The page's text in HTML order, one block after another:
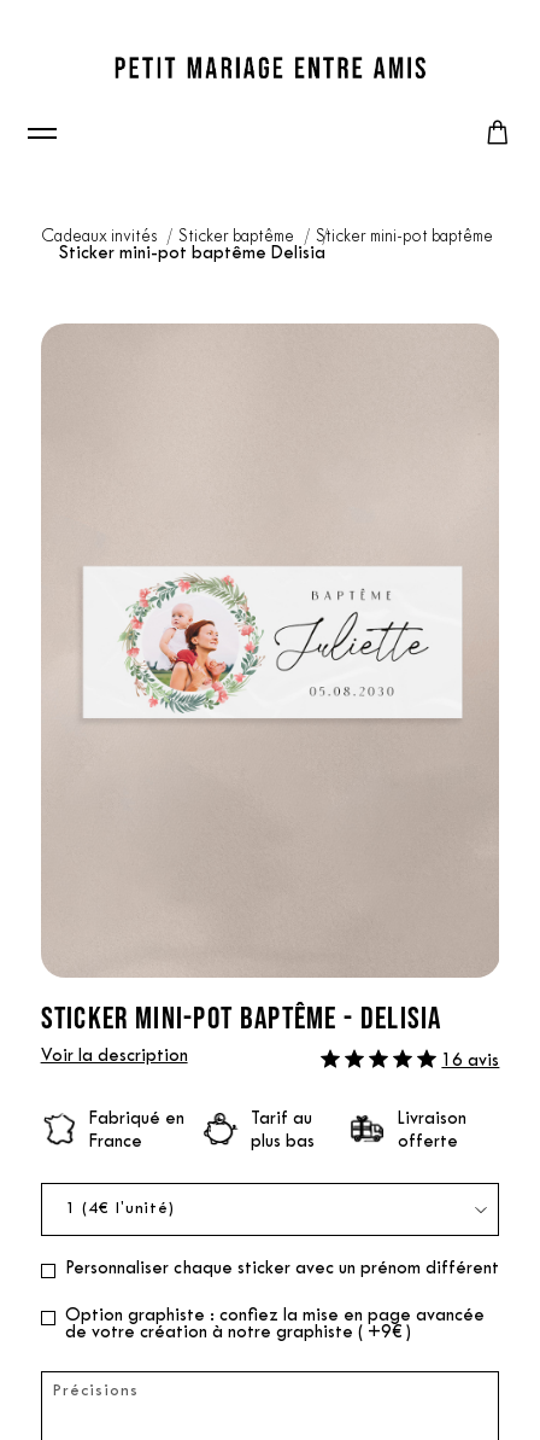
Cadeaux invités Sticker baptême
Sticker mini-pot baptême
Sticker mini-pot baptême Delisia
STICKER MINI-POT BAPTÊME - DELISIA
Voir la description 16 avis
Fabriqué en
France
Tarif au
plus bas
Livraison
offerte
Personnaliser chaque sticker avec un prénom différent
Option graphiste : confiez la mise en page avancée
de votre création à notre graphiste ( +9€ )